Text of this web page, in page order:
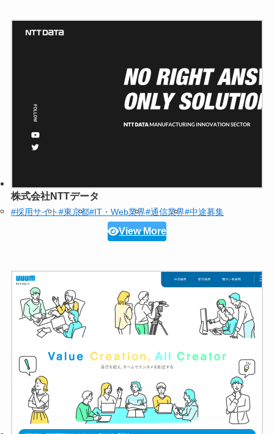
株式会社NTTデータ
#採用サイト#東京都#IT・Web業界#通信業界#中途募集
View More